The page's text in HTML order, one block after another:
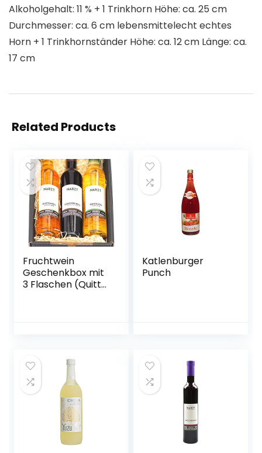
Alkoholgehalt: 11 % + 1 Trinkhorn Höhe: ca. 25 cm
Durchmesser: ca. 6 cm lebensmittelecht echtes
Horn + 1 Trinkhornständer Höhe: ca. 12 cm Länge: ca.
17 cm
Related Products
Fruchtwein
Geschenkbox mit
3 Flaschen (Quitte,
Katlenburger
Punch